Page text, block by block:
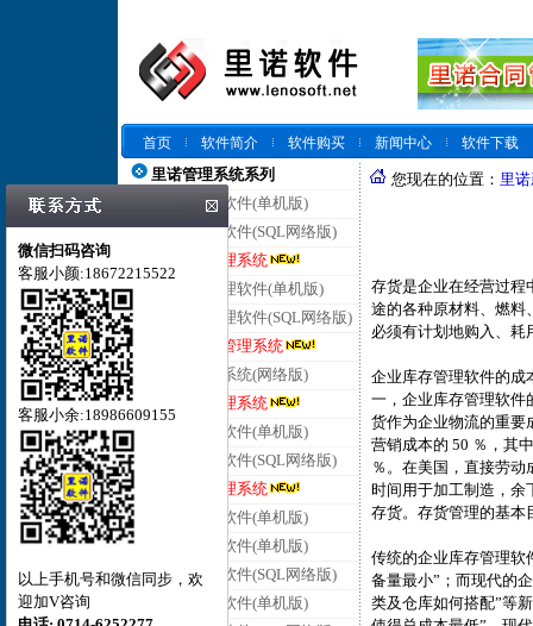
首页 软件简介 软件购买 新闻中心
软件下载
里诺管理系统系列
里诺仓库管理软件(单机版)
里诺仓库管理软件(SQL网络版)
里诺云仓库管理系统
里诺进销存管理软件(单机版)
里诺进销存管理软件(SQL网络版)
里诺云进销存管理系统
里诺客户管理系统(网络版)
里诺云客户管理系统
里诺合同管理软件(单机版)
里诺合同管理软件(SQL网络版)
里诺云合同管理系统
里诺会员管理软件(单机版)
里诺销售管理软件(单机版)
里诺销售管理软件(SQL网络版)
里诺采购管理软件(单机版)
您现在的位置： 里
存货是企业在经营过程
途的各种原材料、燃料
必须有计划地购入、耗
企业库存管理软件的成
一，企业库存管理软件
货作为企业物流的重要
营销成本的 50 ％，其
％。在美国，直接劳动
时间用于加工制造，余
存货。存货管理的基本
传统的企业库存管理软
备量最小”；而现代的
类及仓库如何搭配”等
微信扫码咨询
客服小颜:18672215522
客服小余:18986609155
以上手机号和微信同步，欢
迎加V咨询